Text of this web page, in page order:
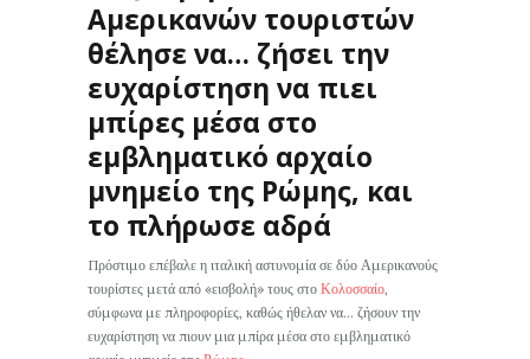
Αμερικανών τουριστών
θέλησε να… ζήσει την
ευχαρίστηση να πιει
μπίρες μέσα στο
εμβληματικό αρχαίο
μνημείο της Ρώμης, και
το πλήρωσε αδρά
Πρόστιμο επέβαλε η ιταλική αστυνομία σε δύο Αμερικανούς
τουρίστες μετά από «εισβολή» τους στο Κολοσσαίο
σύμφωνα με πληροφορίες, καθώς ήθελαν να… ζήσουν την
ευχαρίστηση να πιουν μια μπίρα μέσα στο εμβληματικό